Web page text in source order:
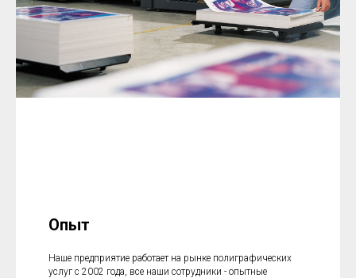
Опыт
Наше предприятие работает на рынке полиграфических
услуг с 2002 года, все наши сотрудники - опытные